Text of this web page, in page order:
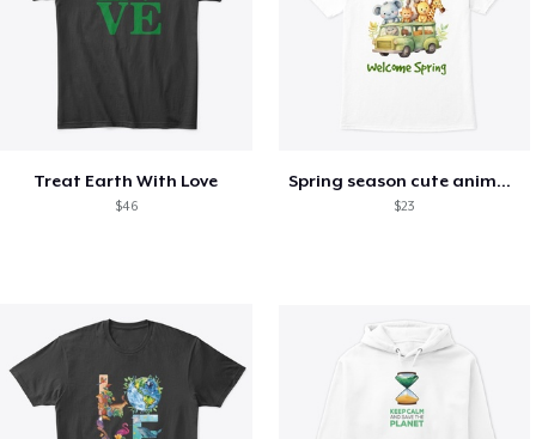
Treat Earth With Love
$46
Spring season cute animal kids tshirt
$23